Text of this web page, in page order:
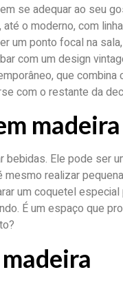
se adequar ao seu
o moderno, com
um ponto focal na
com um design
que combina
com o restante da
madeira
bebidas. Ele pode ser
realizar
um coquetel
É um espaço que